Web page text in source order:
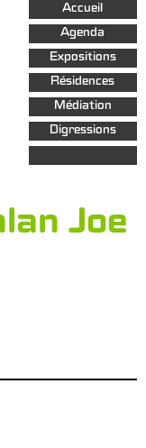
Aller au
contenu
principal
Accueil
Agenda
Expositions
Résidences
Médiation
Digressions
Joe